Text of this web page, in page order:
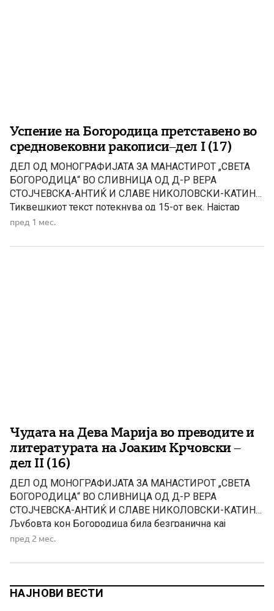
Успение на Богородица претставено во
средновековни ракописи–дел I (17)
ДЕЛ ОД МОНОГРАФИЈАТА ЗА МАНАСТИРОТ „СВЕТА
БОГОРОДИЦА“ ВО СЛИВНИЦА ОД Д-Р ВЕРА
СТОЈЧЕВСКА-АНТИЌ И СЛАВЕ НИКОЛОВСКИ-КАТИН
Тиквешкиот текст потекнува од 15-от век. Најстар
препис, и тоа јужнословенски, открил и објавил А.
од 14-от век. Епизодата со Евреинот кој сакал да го
пред 1 мес.
Чудата на Дева Марија во преводите и
литературата на Јоаким Крчовски –
дел II (16)
ДЕЛ ОД МОНОГРАФИЈАТА ЗА МАНАСТИРОТ „СВЕТА
БОГОРОДИЦА“ ВО СЛИВНИЦА ОД Д-Р ВЕРА
СТОЈЧЕВСКА-АНТИЌ И СЛАВЕ НИКОЛОВСКИ-КАТИН
Љубовта кон Богородица била безгранична кај
верниците. Во чудото 12 девојката Марија ја искажува
манастирскиот живот и нејзините богати родители ја
каде што чедната Марија […]
пред 2 мес.
НАЈНОВИ ВЕСТИ